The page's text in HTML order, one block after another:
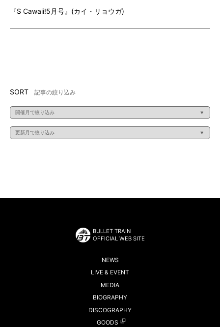
『S Cawaii!5月号』(カイ・リョウガ)
SORT 記事の絞り込み
BULLET TRAIN
OFFICIAL WEB SITE
NEWS
LIVE & EVENT
MEDIA
BIOGRAPHY
DISCOGRAPHY
GOODS